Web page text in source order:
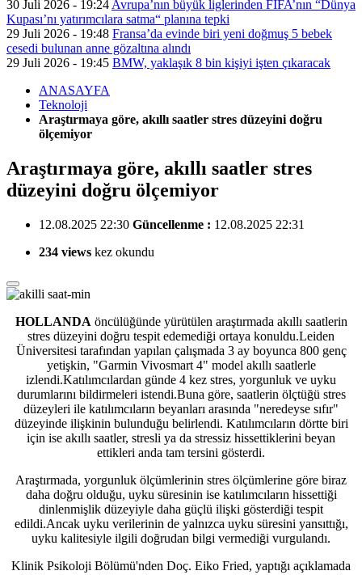
30 Juli 2026 - 19:24 Avrupa’nın büyük liglerinden FIFA’nın “Dünya
Kupası’nı yatırımcılara satma“ planına tepki
29 Juli 2026 - 19:48 Fransa’da evinde biri yeni doğmuş 5 bebek
cesedi bulunan anne gözaltına alındı
29 Juli 2026 - 19:45 BMW, yaklaşık 8 bin kişiyi işten çıkaracak
ANASAYFA
Teknoloji
Araştırmaya göre, akıllı saatler stres düzeyini doğru
ölçemiyor
Araştırmaya göre, akıllı saatler stres
düzeyini doğru ölçemiyor
12.08.2025 22:30 Güncellenme : 12.08.2025 22:31
234 views kez okundu
HOLLANDA öncülüğünde yürütülen araştırmada akıllı saatlerin
stres düzeyini doğru tespit edemediği ortaya konuldu.Leiden
Üniversitesi tarafından yapılan çalışmada 3 ay boyunca 800 genç
yetişkin, "Garmin Vivosmart 4" model akıllı saatlerle
izlendi.Katılımcılardan günde 4 kez stres, yorgunluk ve uyku
durumlarını bildirmeleri istendi.Buna göre, saatlerin ölçtüğü stres
düzeyleri ile katılımcıların beyanları arasında "neredeyse sıfır"
düzeyinde ilişkinin bulunduğu belirlendi. Katılımcıların dörtte biri
için ise akıllı saatler, stresli ya da stressiz hissettiklerini beyan
ettikleri anda tam tersini gösterdi.
Araştırmada, yorgunluk ölçümlerinin stres ölçümlerine göre biraz
daha doğru olduğu, uyku süresinin ise katılımcıların hissettiği
dinlenmişlik düzeyiyle daha güçlü ilişki gösterdiği tespit
edildi.Ancak uyku verilerinin de yalnızca uyku süresini yansıttığı,
uyku kalitesiyle ilgili doğrudan bilgi vermediği vurgulandı.
Klinik Psikoloji Bölümü'nden Doç. Eiko Fried, yaptığı açıklamada